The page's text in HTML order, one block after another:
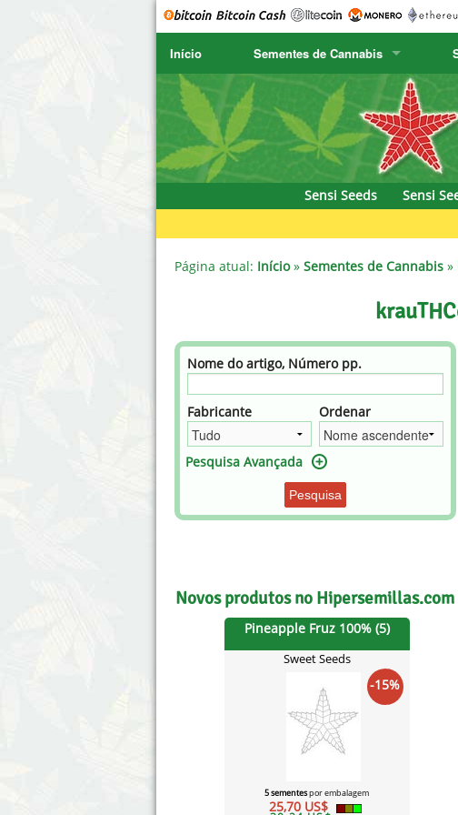
Início Sementes de Cannabis
SENSI SEEDS
SENSI SEEDS RESEARCH
NIRVANA
SERIOUS SEEDS
Ace Seeds
Annabelle´s Garden
Barney's Farm
Cannabella Genetics
CBD Crew
Chronic & Caviar
Delicious Seeds
Dr. Underground
Dutch Passion
Empire Seeds
Fast Buds
House of the Great
Sensi Seeds
Sensi
Página atual: Início» Sementes de Cannabis »
Nome do artigo, Número pp.
Fabricante Ordenar
Pesquisa Avançada
Pesquisa
Novos produtos no Hipersemillas.com
Pineapple Fruz 100% (5)
Sweet Seeds
-15%
5 sementespor embalagem
25,70 US$